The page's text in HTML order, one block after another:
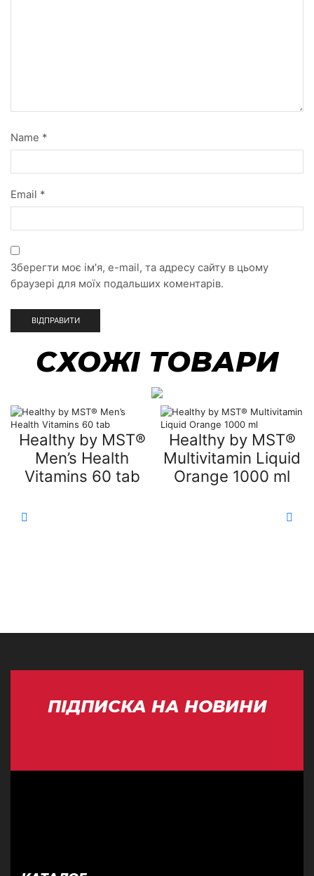
Name *
Email *
Зберегти моє ім'я, e-mail, та адресу сайту в цьому
браузері для моїх подальших коментарів.
СХОЖІ ТОВАРИ
Healthy by MST®
Men’s Health
Vitamins 60 tab
Healthy by MST®
Multivitamin Liquid
Orange 1000 ml
ПІДПИСКА НА НОВИНИ